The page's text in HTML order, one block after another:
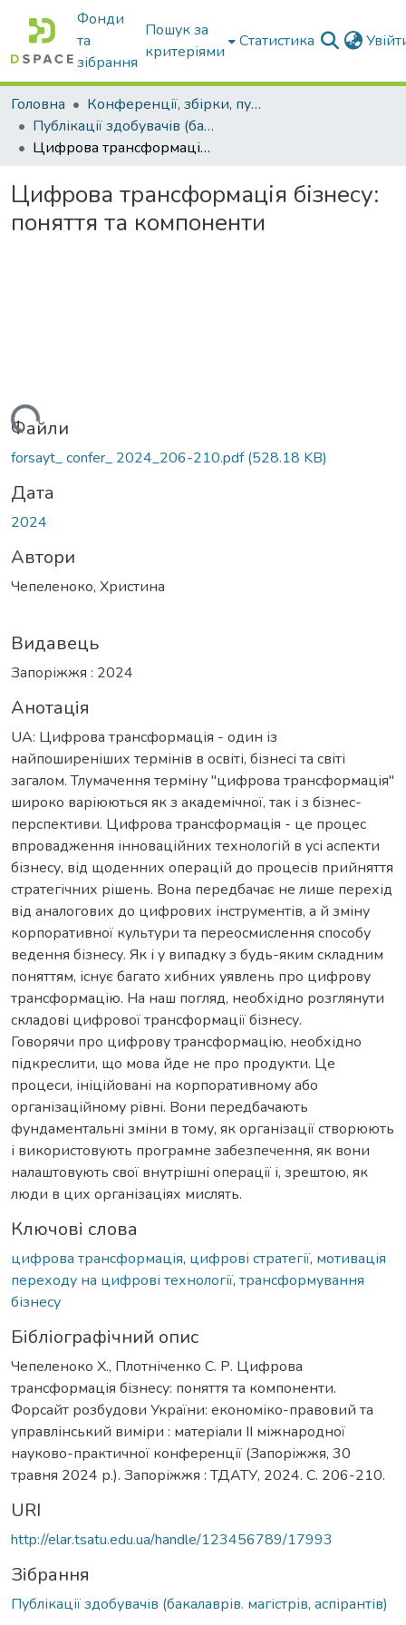
Фонди
та
зібрання
Пошук за
критеріями
Статистика
Головна
Конференції, збірки, публікації молодих вчених і здобувачів : магістрів, бакалаврів, аспірантів.
Публікації здобувачів (бакалаврів. магістрів, аспірантів)
Цифрова трансформація бізнесу: поняття та компоненти
Цифрова трансформація бізнесу:
поняття та компоненти
Файли
forsayt_ confer_ 2024_206-210.pdf(528.18 KB)
Дата
2024
Автори
Чепеленоко, Христина
Видавець
Запоріжжя : 2024
Анотація
UA: Цифрова трансформація - один із
найпоширеніших термінів в освіті, бізнесі та світі
загалом. Тлумачення терміну "цифрова трансформація"
широко варіюються як з академічної, так і з бізнес-
перспективи. Цифрова трансформація - це процес
впровадження інноваційних технологій в усі аспекти
бізнесу, від щоденних операцій до процесів прийняття
стратегічних рішень. Вона передбачає не лише перехід
від аналогових до цифрових інструментів, а й зміну
корпоративної культури та переосмислення способу
ведення бізнесу. Як і у випадку з будь-яким складним
поняттям, існує багато хибних уявлень про цифрову
трансформацію. На наш погляд, необхідно розглянути
складові цифрової трансформації бізнесу.
Говорячи про цифрову трансформацію, необхідно
підкреслити, що мова йде не про продукти. Це
процеси, ініційовані на корпоративному або
організаційному рівні. Вони передбачають
фундаментальні зміни в тому, як організації створюють
і використовують програмне забезпечення, як вони
налаштовують свої внутрішні операції і, зрештою, як
люди в цих організаціях мислять.
Ключові слова
цифрова трансформація, цифрові стратегії, мотивація
переходу на цифрові технології, трансформування
бізнесу
Бібліографічний опис
Чепеленоко Х., Плотніченко С. Р. Цифрова
трансформація бізнесу: поняття та компоненти.
Форсайт розбудови України: економіко-правовий та
управлінський виміри : матеріали ІІ міжнародної
науково-практичної конференції (Запоріжжя, 30
травня 2024 р.). Запоріжжя : ТДАТУ, 2024. С. 206-210.
URI
http://elar.tsatu.edu.ua/handle/123456789/17993
Зібрання
Публікації здобувачів (бакалаврів. магістрів, аспірантів)